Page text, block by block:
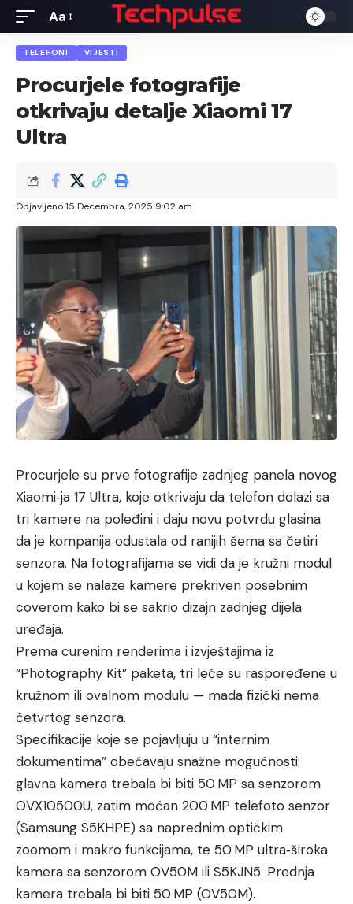
Font
Resizer
Aa
TELEFONI VIJESTI
Procurjele fotografije
otkrivaju detalje Xiaomi 17
Ultra
Objavljeno 15 Decembra, 2025 9:02 am
Procurjele su prve fotografije zadnjeg panela novog
Xiaomi‑ja 17 Ultra, koje otkrivaju da telefon dolazi sa
tri kamere na poleđini i daju novu potvrdu glasina
da je kompanija odustala od ranijih šema sa četiri
senzora. Na fotografijama se vidi da je kružni modul
u kojem se nalaze kamere prekriven posebnim
coverom kako bi se sakrio dizajn zadnjeg dijela
uređaja.
Prema curenim renderima i izvještajima iz
“Photography Kit” paketa, tri leće su raspoređene u
kružnom ili ovalnom modulu — mada fizički nema
četvrtog senzora.
Specifikacije koje se pojavljuju u “internim
dokumentima” obećavaju snažne mogućnosti:
glavna kamera trebala bi biti 50 MP sa senzorom
OVX10500U, zatim moćan 200 MP telefoto senzor
(Samsung S5KHPE) sa naprednim optičkim
zoomom i makro funkcijama, te 50 MP ultra‑široka
kamera sa senzorom OV50M ili S5KJN5. Prednja
kamera trebala bi biti 50 MP (OV50M).